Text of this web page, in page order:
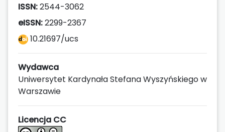
ISSN:2544-3062
eISSN:2299-2367
10.21697/ucs
Wydawca
Uniwersytet Kardynała Stefana Wyszyńskiego w
Warszawie
Licencja CC